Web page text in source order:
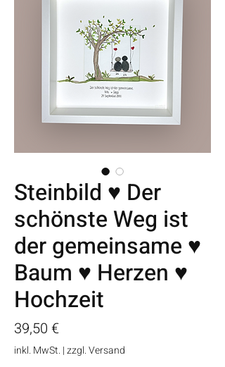
Steinbild ♥ Der
schönste Weg ist
der gemeinsame ♥
Baum ♥ Herzen ♥
Hochzeit
39,50 €Preis
inkl. MwSt. |zzgl. Versand